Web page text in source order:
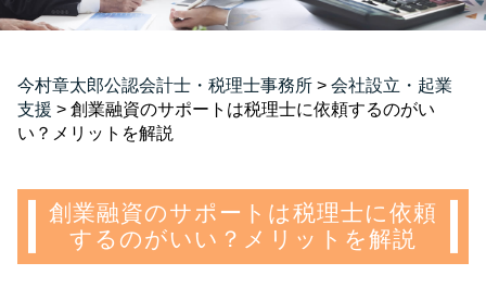
今村章太郎公認会計士・税理士事務所 > 会社設立・起業
支援 > 創業融資のサポートは税理士に依頼するのがい
い？メリットを解説
創業融資のサポートは税理士に依頼
するのがいい？メリットを解説